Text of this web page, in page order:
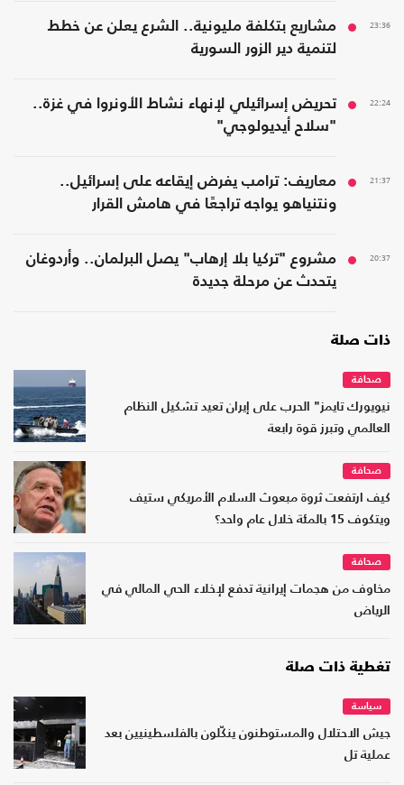
23:36
مشاريع بتكلفة مليونية.. الشرع يعلن عن خطط
لتنمية دير الزور السورية
22:24
تحريض إسرائيلي لإنهاء نشاط الأونروا في غزة..
"سلاح أيديولوجي"
21:37
معاريف: ترامب يفرض إيقاعه على إسرائيل..
ونتنياهو يواجه تراجعًا في هامش القرار
20:37
مشروع "تركيا بلا إرهاب" يصل البرلمان.. وأردوغان
يتحدث عن مرحلة جديدة
ذات صلة
صحافة
نيويورك تايمز" الحرب على إيران تعيد تشكيل النظام
العالمي وتبرز قوة رابعة
صحافة
كيف ارتفعت ثروة مبعوث السلام الأمريكي ستيف
ويتكوف 15 بالمئة خلال عام واحد؟
صحافة
مخاوف من هجمات إيرانية تدفع لإخلاء الحي المالي في
الرياض
تغطية ذات صلة
سياسة
جيش الاحتلال والمستوطنون ينكّلون بالفلسطينيين بعد
عملية تل